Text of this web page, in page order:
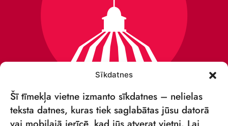
Sīkdatnes
Šī tīmekļa vietne izmanto sīkdatnes – nelielas
teksta datnes, kuras tiek saglabātas jūsu datorā